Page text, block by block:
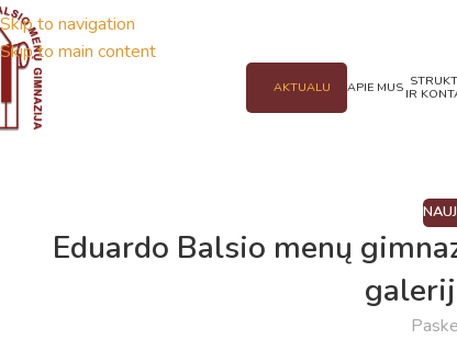
Skip to navigation
Skip to main content
AKTUALU APIE MUS IR
Eduardo Balsio menų